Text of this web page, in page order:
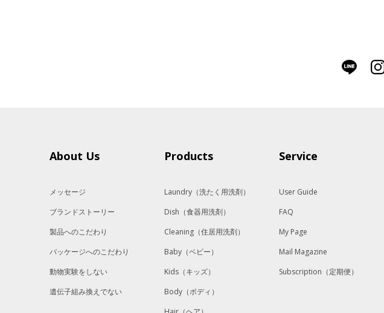
About Us
メッセージ
ブランドストーリー
製品へのこだわり
パッケージへのこだわり
動物実験をしない
遺伝子組み換えでない
Products
Laundry （洗たく用洗剤）
Dish （食器用洗剤）
Cleaning （住居用洗剤）
Baby （ベビー）
Kids （キッズ）
Body （ボディ）
Service
User Guide
FAQ
My Page
Mail Magazine
Subscription（定期便）